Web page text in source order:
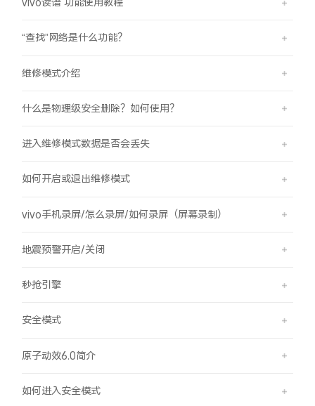
“查找”网络是什么功能？
维修模式介绍
什么是物理级安全删除？如何使用？
进入维修模式数据是否会丢失
如何开启或退出维修模式
vivo手机录屏/怎么录屏/如何录屏（屏幕录制）
地震预警开启/关闭
秒抢引擎
安全模式
原子动效6.0简介
如何进入安全模式